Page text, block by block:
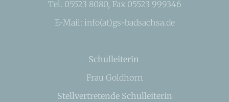
Tel. 05523 8080, Fax 05523 999346
E-Mail: info(at)gs-badsachsa.de
Schulleiterin
Frau Goldhorn
Stellvertretende Schulleiterin